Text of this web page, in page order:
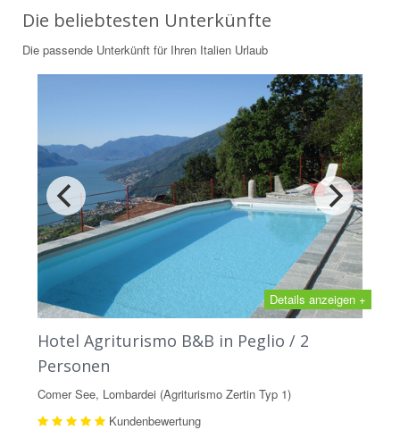
Die beliebtesten Unterkünfte
Die passende Unterkünft für Ihren Italien Urlaub
Details anzeigen +
Hotel Agriturismo B&B in Peglio / 2
Personen
Comer See, Lombardei (Agriturismo Zertin Typ 1)
Kundenbewertung